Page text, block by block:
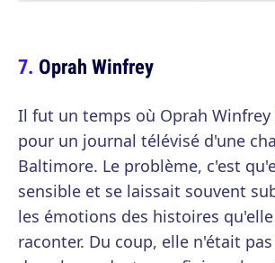
Oprah Winfrey
Il fut un temps où Oprah
pour un journal télévisé d'une
Baltimore. Le problème, c'est
sensible et se laissait souvent
les émotions des histoires
raconter. Du coup, elle n'était